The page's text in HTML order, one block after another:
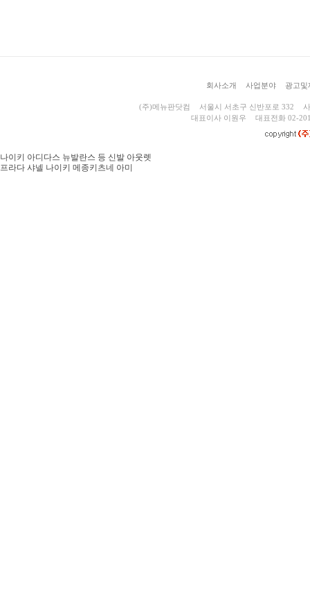
회사소개 사업분야 광고및
(주)메뉴판닷컴 서울시 서초구 신반포로 332
대표이사 이원우
대표전화 02-
나이키 아디다스 뉴발란스 등 신발 아웃렛
프라다 샤넬 나이키 메종키츠네 아미